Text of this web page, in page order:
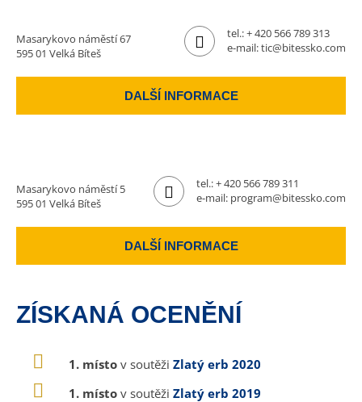
Masarykovo náměstí 67
595 01 Velká Bíteš
tel.:+ 420 566 789 313
e-mail:tic@bitessko.com
DALŠÍ INFORMACE
Masarykovo náměstí 5
595 01 Velká Bíteš
tel.:+ 420 566 789 311
e-mail: program@bitessko.com
DALŠÍ INFORMACE
ZÍSKANÁ OCENĚNÍ
1. místo v soutěži Zlatý erb 2020
1. místo v soutěži Zlatý erb 2019